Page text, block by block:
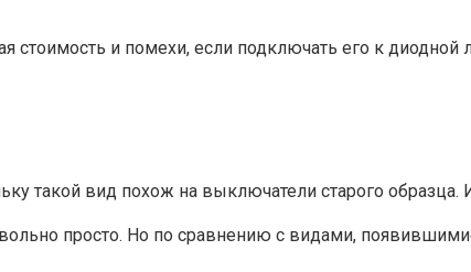
стоимость и помехи, если подключать его к диодной
такой вид похож на выключатели старого образца.
просто. Но по сравнению с видами,